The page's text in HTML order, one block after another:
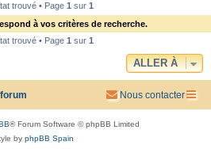
h
trouvé • Page 1sur 1
à vos critères de recherche.
trouvé • Page 1sur 1
ALLER À
Nous contacter
® Forum Software © phpBB Limited
by phpBB Spain